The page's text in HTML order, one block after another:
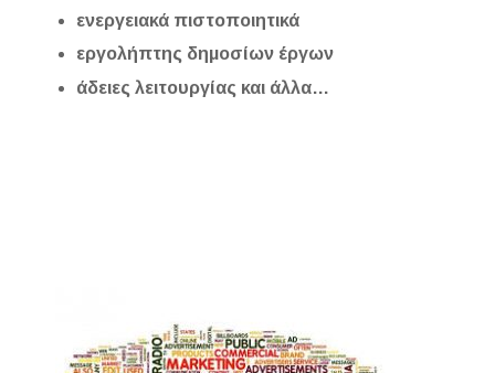
ενεργειακά πιστοποιητικά
εργολήπτης δημοσίων έργων
άδειες λειτουργίας και άλλα…